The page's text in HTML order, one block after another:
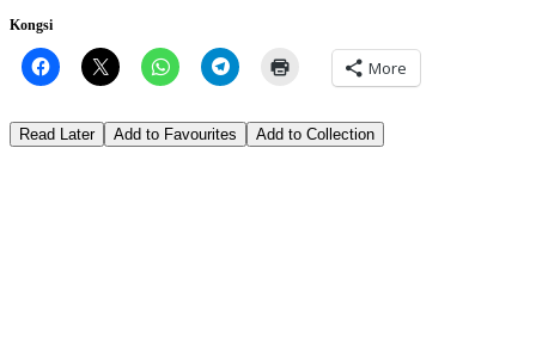
Kongsi
More
Read Later Add to Favourites Add to Collection